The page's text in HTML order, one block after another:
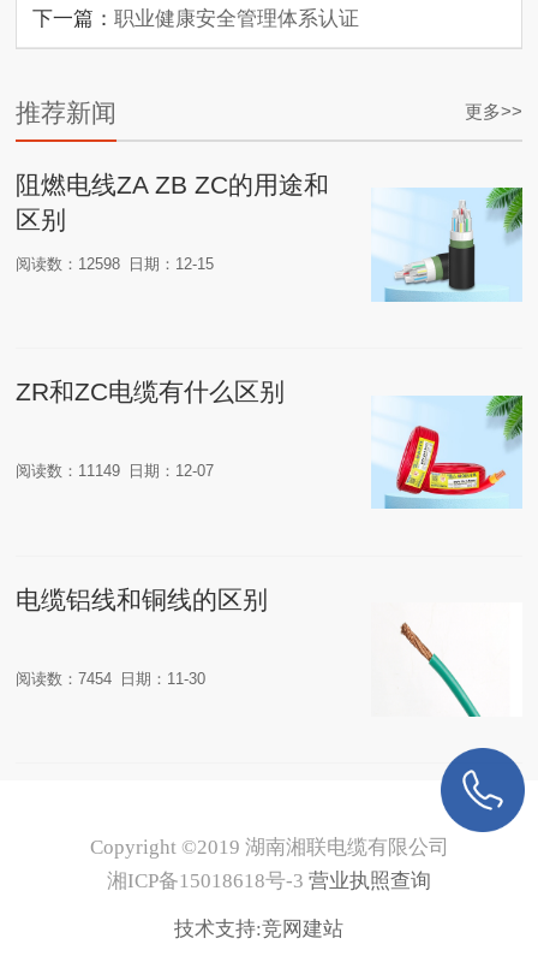
下一篇：职业健康安全管理体系认证
更多>>
推荐新闻
阻燃电线ZA ZB ZC的用途和
区别
阅读数：12598 日期：12-15
ZR和ZC电缆有什么区别
阅读数：11149 日期：12-07
电缆铝线和铜线的区别
阅读数：7454 日期：11-30
Copyright ©2019 湖南湘联电缆有限公司
湘ICP备15018618号-3 营业执照查询
技术支持:竞网建站